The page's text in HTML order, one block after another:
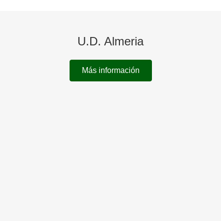
U.D. Almeria
Más información